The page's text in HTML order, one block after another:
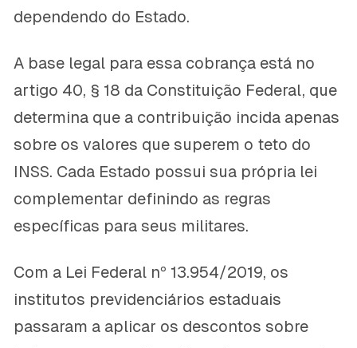
dependendo do Estado.
A base legal para essa cobrança está no
artigo 40, § 18 da Constituição Federal, que
determina que a contribuição incida apenas
sobre os valores que superem o teto do
INSS. Cada Estado possui sua própria lei
complementar definindo as regras
específicas para seus militares.
Com a Lei Federal nº 13.954/2019, os
institutos previdenciários estaduais
passaram a aplicar os descontos sobre